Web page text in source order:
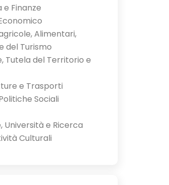
e Finanze
Alimentari,
del Turismo
Tutela del Territorio e
e Trasporti
Sociali
Università e Ricerca
Culturali